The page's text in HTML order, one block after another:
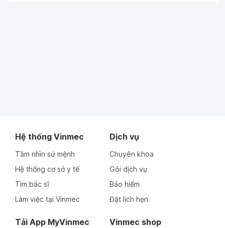
Hệ thống Vinmec
Tầm nhìn sứ mệnh
Hệ thống cơ sở y tế
Tìm bác sĩ
Làm việc tại Vinmec
Dịch vụ
Chuyên khoa
Gói dịch vụ
Bảo hiểm
Đặt lịch hẹn
Tải App MyVinmec Vinmec shop